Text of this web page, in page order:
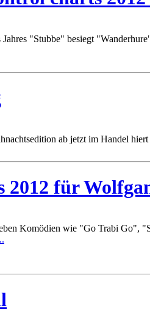
"Stubbe" besiegt
ab jetzt im Handel hiert
2012 für
Komödien wie "Go Trabi Go",